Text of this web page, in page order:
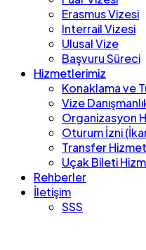
Erasmus Vizesi
Interrail Vizesi
Ulusal Vize
Başvuru Süreci
Hizmetlerimiz
Konaklama ve
Vize
Organizasyon
Oturum İzni
Transfer
Uçak Bileti
Rehberler
İletişim
SSS